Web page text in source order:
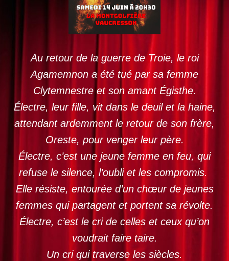
Au retour de la guerre de Troie, le roi
Agamemnon a été tué par sa femme
Clytemnestre et son amant Égisthe.
Électre, leur fille, vit dans le deuil et la haine,
attendant ardemment le retour de son frère,
Oreste, pour venger leur père.
Électre, c’est une jeune femme en feu, qui
refuse le silence, l’oubli et les compromis.
Elle résiste, entourée d’un chœur de jeunes
femmes qui partagent et portent sa révolte.
Électre, c’est le cri de celles et ceux qu’on
voudrait faire taire.
Un cri qui traverse les siècles.